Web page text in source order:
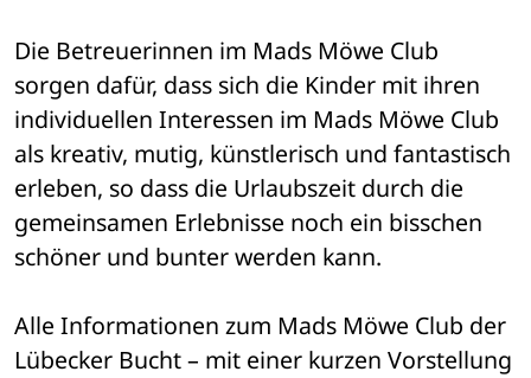
Die Betreuerinnen im Mads Möwe Club
sorgen dafür, dass sich die Kinder mit ihren
individuellen Interessen im Mads Möwe Club
als kreativ, mutig, künstlerisch und fantastisch
erleben, so dass die Urlaubszeit durch die
gemeinsamen Erlebnisse noch ein bisschen
schöner und bunter werden kann.
Alle Informationen zum Mads Möwe Club der
Lübecker Bucht – mit einer kurzen Vorstellung